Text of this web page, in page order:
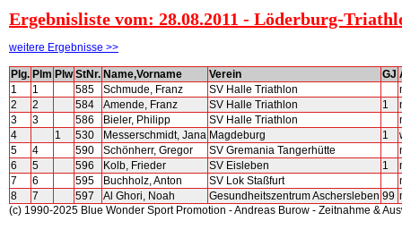
Ergebnisliste vom: 28.08.2011 - Löderburg-
weitere Ergebnisse >>
Plg. Plm Plw StNr. Name,Vorname Verein GJ
1
1 585 Schmude, Franz SV Halle Triathlon
2
2 584 Amende, Franz SV Halle Triathlon 1
3
3 586 Bieler, Philipp SV Halle Triathlon
4
1 530 Messerschmidt, Jana Magdeburg 1
5
4 590 Schönherr, Gregor SV Gremania Tangerhütte
6
5 596 Kolb, Frieder SV Eisleben 1
7
6 595 Buchholz, Anton SV Lok Staßfurt
8
7 597 Al Ghori, Noah Gesundheitszentrum Aschersleben 99
(c) 1990-2025 Blue Wonder Sport Promotion - Andreas Burow - Zeitnahme &